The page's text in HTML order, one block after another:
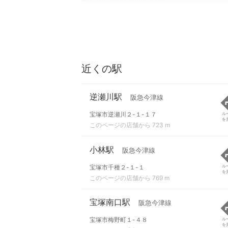
近くの駅
逆瀬川駅 阪急今津線
宝塚市逆瀬川２-１-１７
このページの店舗から 723 m
ル
を
小林駅 阪急今津線
宝塚市千種２-１-１
このページの店舗から 769 m
ル
を
宝塚南口駅 阪急今津線
宝塚市梅野町１-４８
ル
を